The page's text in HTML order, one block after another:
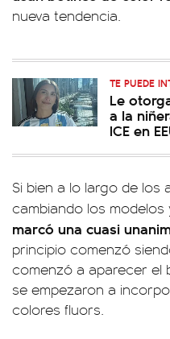
nueva tendencia.
TE PUEDE
Le
a la
ICE en
Si bien a lo largo de los
cambiando los modelos
marcó una cuasi
principio comenzó
comenzó a aparecer el
se empezaron a
colores fluors.